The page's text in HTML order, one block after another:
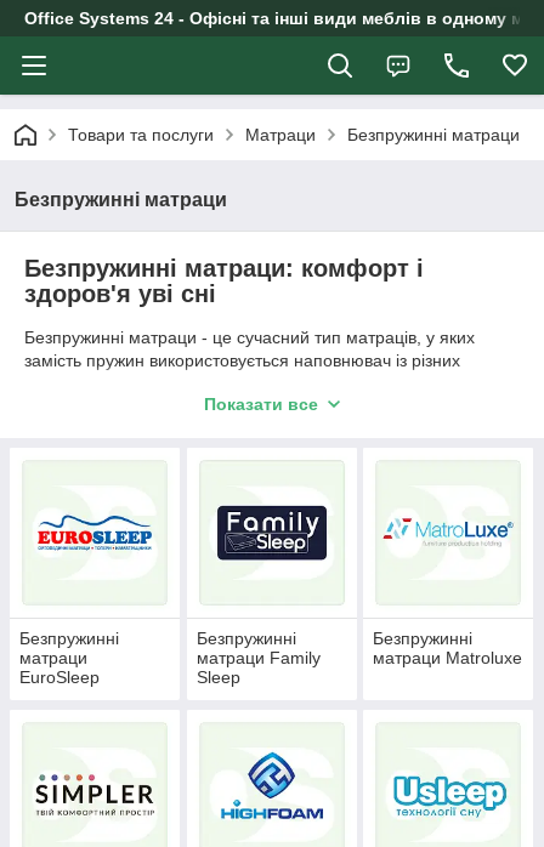
Office Systems 24 - Офісні та інші види меблів в одному
Товари та послуги Матраци Безпружинні матраци
Безпружинні матраци
Безпружинні матраци: комфорт і
здоров'я уві сні
Безпружинні матраци - це сучасний тип матраців, у яких
замість пружин використовується наповнювач із різних
завдяки своїм перевагам. Покупці відзначають їх зручність,
Аксесуари для сну рівномірно розподіляють вагу і
більш комфортний сон, ніж на пружинних матрацах, які
можуть викликати відчуття дискомфорту, особливо при
перевертанні.
моделей на будь-який смак і бюджет. У нас є безпружинні,
пружинні, дитячі, дорослі, стандартні та великогабаритні
матраци. Матраци на диван доповнені знімними чохлами. Ми
пропонуємо вигідні ціни, зручну доставку та акції.
Показати все
Безпружинні
матраци
EuroSleep
Безпружинні
матраци Family
Sleep
Безпружинні
матраци Matroluxe